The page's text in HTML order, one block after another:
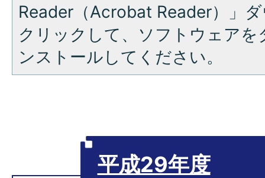
Reader（Acrobat Reader）」
クリックして、ソフトウェア
ンストールしてください。
平成29年度